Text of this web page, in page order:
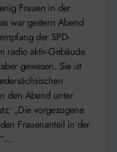
war gestern Abend
der SPD-
radio aktiv-Gebäude.
gewesen. Sie ist
den Abend unter
„Die vorgezogene
Frauenanteil in der